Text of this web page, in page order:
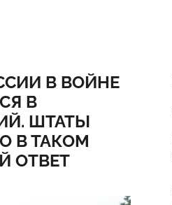
В ВОЙНЕ
В
ШТАТЫ
В ТАКОМ
ОТВЕТ